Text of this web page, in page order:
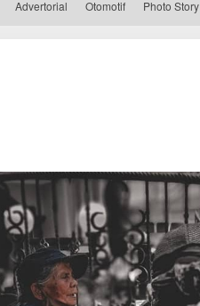
Advertorial Otomotif Photo Story